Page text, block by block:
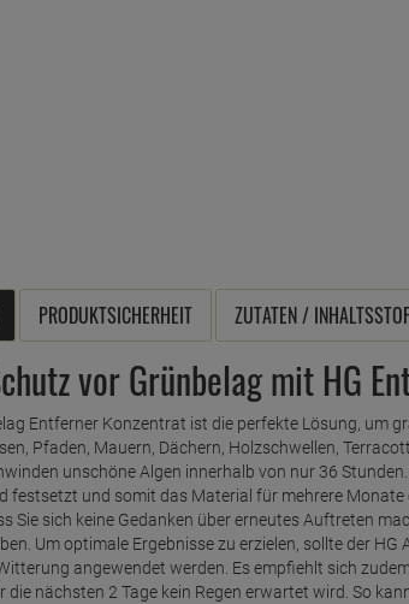
PRODUKTSICHERHEIT ZUTATEN /
vor Grünbelag mit HG
Entferner Konzentrat ist die perfekte Lösung, um
Pfaden, Mauern, Dächern, Holzschwellen,
unschöne Algen innerhalb von nur 36
festsetzt und somit das Material für mehrere
Sie sich keine Gedanken über erneutes Auftreten
Um optimale Ergebnisse zu erzielen, sollte der HG
angewendet werden. Es empfiehlt sich
nächsten 2 Tage kein Regen erwartet wird. So